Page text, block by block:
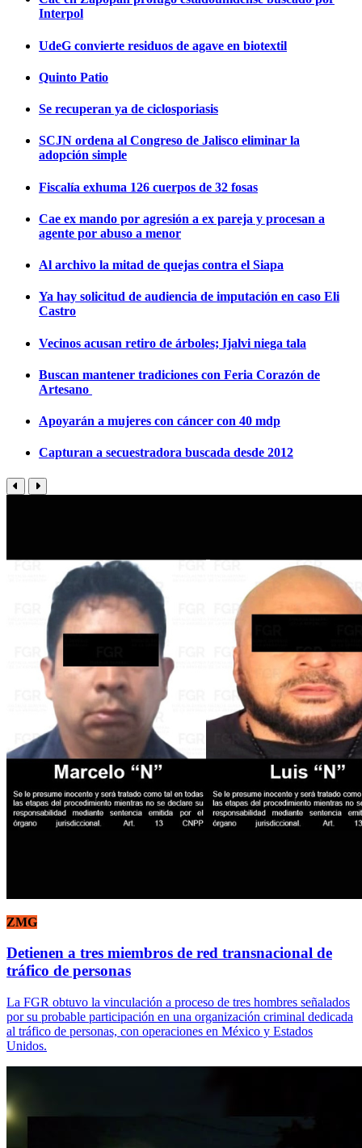
Interpol
UdeG convierte residuos de agave en biotextil
Quinto Patio
Se recuperan ya de ciclosporiasis
SCJN ordena al Congreso de Jalisco eliminar la
adopción simple
Fiscalía exhuma 126 cuerpos de 32 fosas
Cae ex mando por agresión a ex pareja y procesan a
agente por abuso a menor
Al archivo la mitad de quejas contra el Siapa
Ya hay solicitud de audiencia de imputación en caso Eli
Castro
Vecinos acusan retiro de árboles; Ijalvi niega tala
Buscan mantener tradiciones con Feria Corazón de
Artesano
Apoyarán a mujeres con cáncer con 40 mdp
Capturan a secuestradora buscada desde 2012
ZMG
Detienen a tres miembros de red transnacional de
tráfico de personas
La FGR obtuvo la vinculación a proceso de tres hombres señalados
por su probable participación en una organización criminal dedicada
al tráfico de personas, con operaciones en México y Estados
Unidos.